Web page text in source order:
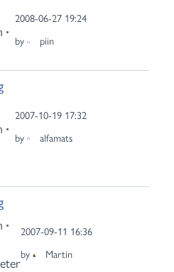
2008-06-27 19:24
by
piin
2007-10-19 17:32
by
alfamats
2007-09-11 16:36
by
Martin